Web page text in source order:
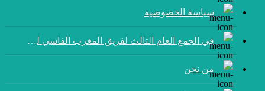
سياسة الخصوصية
في الجمع العام الثالث لفريق المغرب الفاسي لكرة القدم:
من نحن